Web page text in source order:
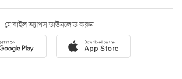
মোবাইল অ্যাপস ডাউনলোড করুন